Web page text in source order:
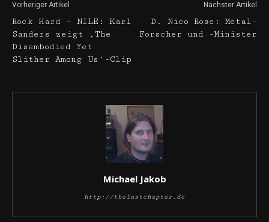
Vorheriger Artikel
Rock Hard – NILE: Karl
Sanders zeigt ‚The
Disembodied Yet
Slither Among Us‘-Clip
Nächster Artikel
D. Nico Rose: Metal-
Forscher und -Minister
Michael Jakob
http://thelastchapter.de